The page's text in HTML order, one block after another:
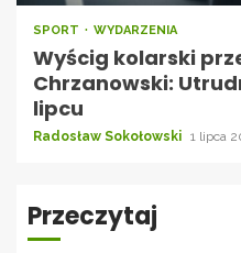
SPORT WYDARZENIA
Wyścig kolarski
Chrzanowski:
lipcu
Radosław Sokołowski 1 lipca
Przeczytaj